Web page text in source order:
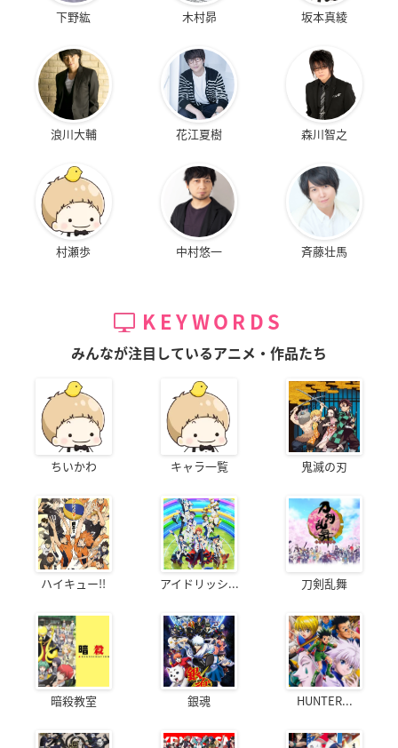
下野紘 木村昴 坂本真綾
浪川大輔 花江夏樹 森川智之
村瀬歩 中村悠一 斉藤壮馬
KEYWORDS
みんなが注目しているアニメ・作品たち
ちいかわ キャラ一覧 鬼滅の刃
ハイキュー!! アイドリッシ... 刀剣乱舞
暗殺教室 銀魂 HUNTER...